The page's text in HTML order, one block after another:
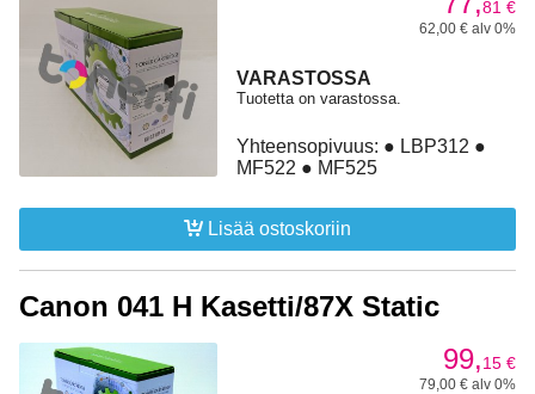
81 €
62,00 € alv 0%
VARASTOSSA
Tuotetta on varastossa.
Yhteensopivuus: ● LBP312 ●
MF522 ● MF525
Lisää ostoskoriin
Canon 041 H Kasetti/87X Static
99,15 €
79,00 € alv 0%